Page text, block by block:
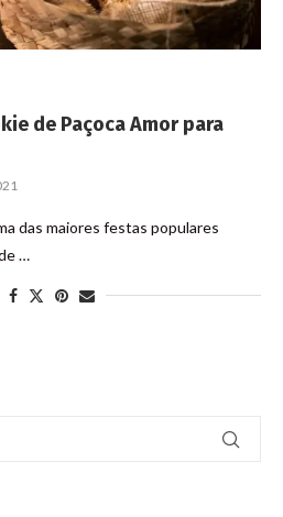
de Paçoca Amor para
das maiores festas populares
…